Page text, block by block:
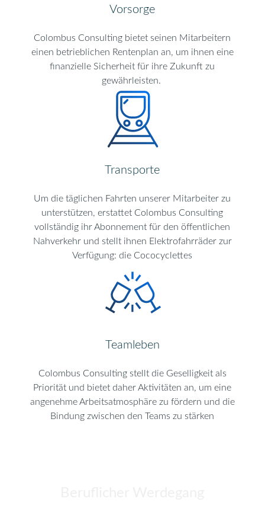
Vorsorge
Colombus Consulting bietet seinen Mitarbeitern
einen betrieblichen Rentenplan an, um ihnen eine
finanzielle Sicherheit für ihre Zukunft zu
gewährleisten.
Transporte
Um die täglichen Fahrten unserer Mitarbeiter zu
unterstützen, erstattet Colombus Consulting
vollständig ihr Abonnement für den öffentlichen
Nahverkehr und stellt ihnen Elektrofahrräder zur
Verfügung: die Cococyclettes
Teamleben
Colombus Consulting stellt die Geselligkeit als
Priorität und bietet daher Aktivitäten an, um eine
angenehme Arbeitsatmosphäre zu fördern und die
Bindung zwischen den Teams zu stärken